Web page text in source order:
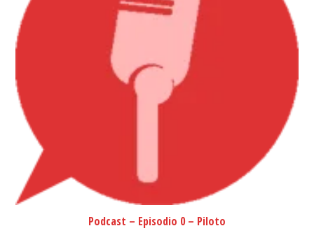
Podcast – Episodio 0 – Piloto